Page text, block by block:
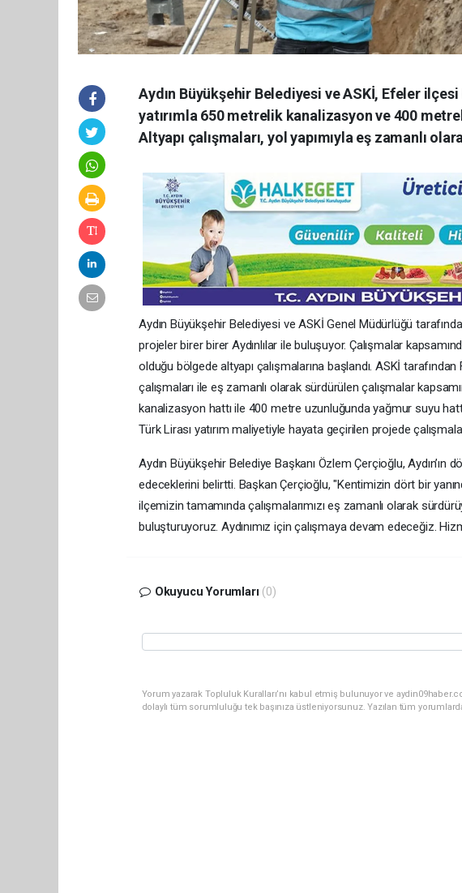
Aydın Büyükşehir Belediyesi ve ASKİ, Efeler ilçesi
yatırımla 650 metrelik kanalizasyon ve 400
Altyapı çalışmaları, yol yapımıyla eş zamanlı
Aydın Büyükşehir Belediyesi ve ASKİ Genel Müdürlüğü
projeler birer birer Aydınlılar ile buluşuyor. Çalışmalar
olduğu bölgede altyapı çalışmalarına başlandı. ASKİ tarafından
çalışmaları ile eş zamanlı olarak sürdürülen çalışmalar
kanalizasyon hattı ile 400 metre uzunluğunda yağmur suyu
Türk Lirası yatırım maliyetiyle hayata geçirilen projede
Aydın Büyükşehir Belediye Başkanı Özlem Çerçioğlu, Aydın’ın
edeceklerini belirtti. Başkan Çerçioğlu, "Kentimizin dört bir
ilçemizin tamamında çalışmalarımızı eş zamanlı olarak
buluşturuyoruz. Aydınımız için çalışmaya devam edeceğiz.
Okuyucu Yorumları (0)
Yorum yazarak Topluluk Kuralları’nı kabul etmiş bulunuyor ve
dolaylı tüm sorumluluğu tek başınıza üstleniyorsunuz. Yazılan tüm